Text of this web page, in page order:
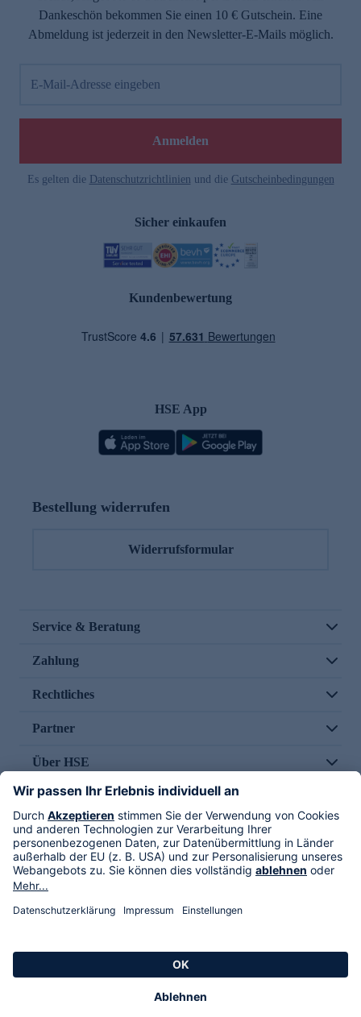
Dankeschön bekommen Sie einen 10 € Gutschein. Eine
Abmeldung ist jederzeit in den Newsletter-E-Mails möglich.
E-Mail-Adresse eingeben
Anmelden
Es gelten die Datenschutzrichtlinien und die Gutscheinbedingungen
Sicher einkaufen
Kundenbewertung
HSE App
Bestellung widerrufen
Widerrufsformular
Service & Beratung
Zahlung
Rechtliches
Partner
Über HSE
Im TV
HSE International